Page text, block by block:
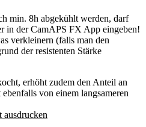
min. 8h abgekühlt werden, darf
in der CamAPS FX App eingeben!
verkleinern (falls man den
der resistenten Stärke
erhöht zudem den Anteil an
von einem langsameren
ausdrucken